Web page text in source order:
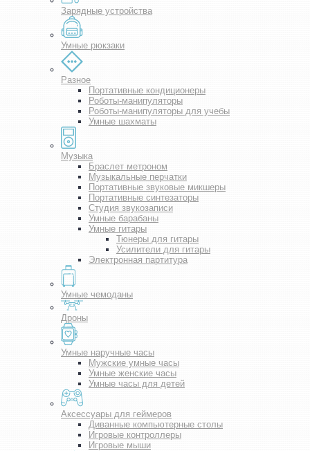
Зарядные устройства
Умные рюкзаки
Разное
Портативные кондиционеры
Роботы-манипуляторы
Роботы-манипуляторы для учебы
Умные шахматы
Музыка
Браслет метроном
Музыкальные перчатки
Портативные звуковые микшеры
Портативные синтезаторы
Студия звукозаписи
Умные барабаны
Умные гитары
Тюнеры для гитары
Усилители для гитары
Электронная партитура
Умные чемоданы
Дроны
Умные наручные часы
Мужские умные часы
Умные женские часы
Умные часы для детей
Аксессуары для геймеров
Диванные компьютерные столы
Игровые контроллеры
Игровые мыши